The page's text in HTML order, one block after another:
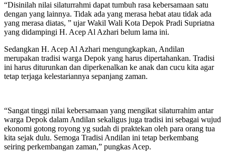
“Disinilah nilai silaturrahmi dapat tumbuh rasa kebersamaan satu
dengan yang lainnya. Tidak ada yang merasa hebat atau tidak ada
yang merasa diatas, ” ujar Wakil Wali Kota Depok Pradi Supriatna
yang didampingi H. Acep Al Azhari belum lama ini.
Sedangkan H. Acep Al Azhari mengungkapkan, Andilan
merupakan tradisi warga Depok yang harus dipertahankan. Tradisi
ini harus diturunkan dan diperkenalkan ke anak dan cucu kita agar
tetap terjaga kelestariannya sepanjang zaman.
“Sangat tinggi nilai kebersamaan yang mengikat silaturrahim antar
warga Depok dalam Andilan sekaligus juga tradisi ini sebagai wujud
ekonomi gotong royong yg sudah di praktekan oleh para orang tua
kita sejak dulu. Semoga Tradisi Andilan ini tetap berkembang
seiring perkembangan zaman,” pungkas Acep.